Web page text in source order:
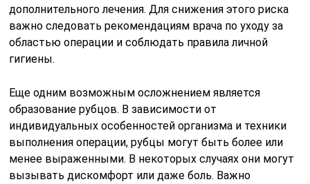
дополнительного лечения. Для снижения этого риска
важно следовать рекомендациям врача по уходу за
областью операции и соблюдать правила личной
гигиены.
Еще одним возможным осложнением является
образование рубцов. В зависимости от
индивидуальных особенностей организма и техники
выполнения операции, рубцы могут быть более или
менее выраженными. В некоторых случаях они могут
вызывать дискомфорт или даже боль. Важно